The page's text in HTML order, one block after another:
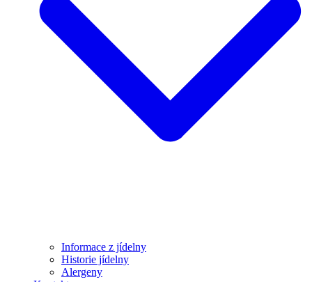
Informace z jídelny
Historie jídelny
Alergeny